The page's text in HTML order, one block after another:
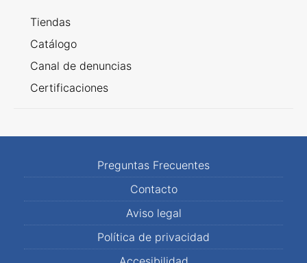
Tiendas
Catálogo
Canal de denuncias
Certificaciones
Preguntas Frecuentes
Contacto
Aviso legal
Política de privacidad